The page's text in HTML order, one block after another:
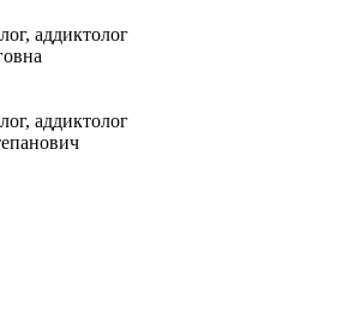
аддиктолог
аддиктолог